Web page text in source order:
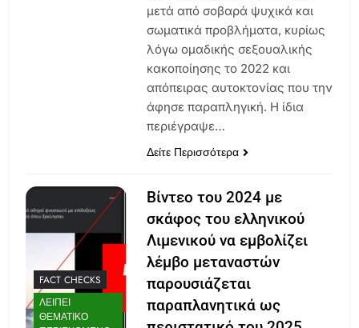
μετά από σοβαρά ψυχικά και
σωματικά προβλήματα, κυρίως
λόγω ομαδικής σεξουαλικής
κακοποίησης το 2022 και
απόπειρας αυτοκτονίας που την
άφησε παραπληγική. Η ίδια
περιέγραψε…
Δείτε Περισσότερα
FACT CHECKS
ΛΕΊΠΕΙ
ΘΕΜΑΤΙΚΌ
Βίντεο του 2024 με
σκάφος του ελληνικού
Λιμενικού να εμβολίζει
λέμβο μεταναστών
παρουσιάζεται
παραπλανητικά ως